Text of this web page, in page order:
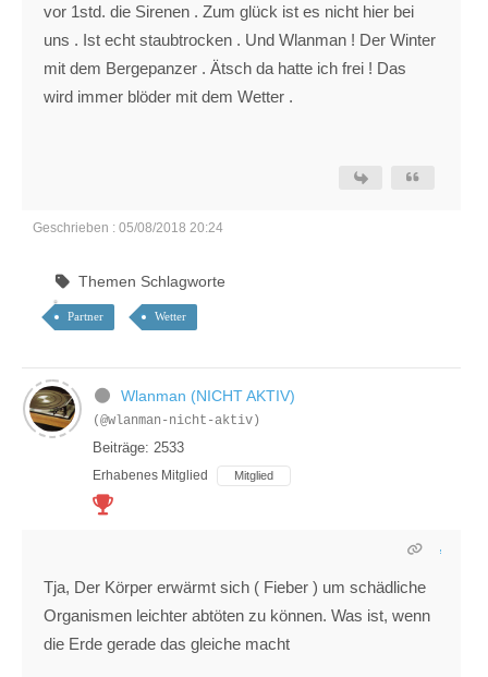
vor 1std. die Sirenen . Zum glück ist es nicht hier bei
uns . Ist echt staubtrocken . Und Wlanman ! Der Winter
mit dem Bergepanzer . Ätsch da hatte ich frei ! Das
wird immer blöder mit dem Wetter .
Geschrieben : 05/08/2018 20:24
Themen Schlagworte
Partner Wetter
Wlanman (NICHT AKTIV)
(@wlanman-nicht-aktiv)
Beiträge: 2533
Erhabenes Mitglied Mitglied
Tja, Der Körper erwärmt sich ( Fieber ) um schädliche
Organismen leichter abtöten zu können. Was ist, wenn
die Erde gerade das gleiche macht